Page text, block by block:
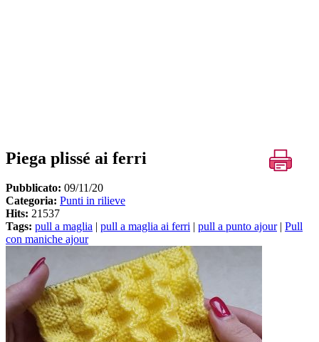
Piega plissé ai ferri
Pubblicato: 09/11/20
Categoria: Punti in rilieve
Hits: 21537
Tags: pull a maglia pull a maglia ai ferri pull a punto ajour| Pull
con maniche ajour